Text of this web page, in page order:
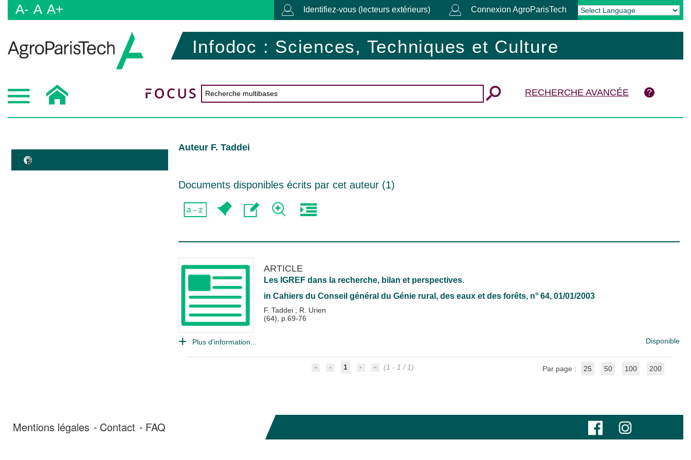
A- A A+ Identifiez-vous (lecteurs extérieurs) Connexion AgroParisTech
Powered by Translate
Infodoc : Sciences, Techniques et Culture
RECHERCHE AVANCÉE
Auteur F. Taddei
Documents disponibles écrits par cet auteur (1)
ARTICLE
Les IGREF dans la recherche, bilan et perspectives.
in Cahiers du Conseil général du Génie rural, des eaux et des forêts, n° 64, 01/01/2003
F. Taddei ; R. Urien
(64), p.69-76
Plus d'information... Disponible
1 (1 - 1 / 1) Par page : 25 50 100 200
Mentions légales Contact FAQ